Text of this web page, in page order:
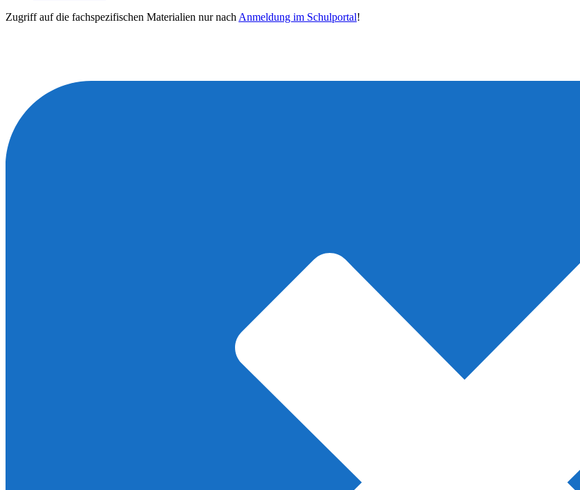
Zugriff auf die fachspezifischen Materialien nur nach Anmeldung im Schulportal!